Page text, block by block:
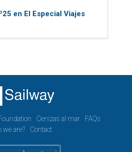
en El Especial Viajes
Cenizas al mar
FAQs
we are?
Contact